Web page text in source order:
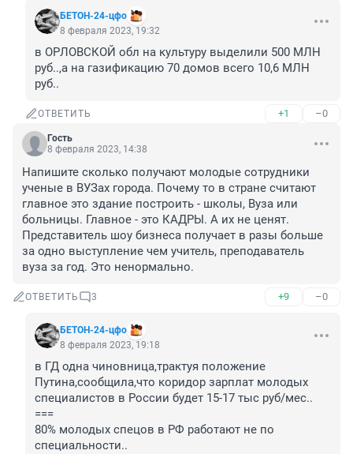
БЕТОН-24-цфо
8 февраля 2023, 19:32
в ОРЛОВСКОЙ обл на культуру выделили 500 МЛН
руб..,а на газификацию 70 домов всего 10,6 МЛН
руб..
ОТВЕТИТЬ +1 –0
Гость
8 февраля 2023, 14:38
Напишите сколько получают молодые сотрудники
ученые в ВУЗах города. Почему то в стране считают
главное это здание построить - школы, Вуза или
больницы. Главное - это КАДРЫ. А их не ценят.
Представитель шоу бизнеса получает в разы больше
за одно выступление чем учитель, преподаватель
вуза за год. Это ненормально.
ОТВЕТИТЬ 3 +9 –0
БЕТОН-24-цфо
8 февраля 2023, 19:18
в ГД одна чиновница,трактуя положение
Путина,сообщила,что коридор зарплат молодых
специалистов в России будет 15-17 тыс руб/мес..
===
80% молодых спецов в РФ работают не по
специальности..